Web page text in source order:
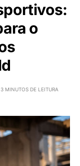
o
3 MINUTOS DE LEITURA